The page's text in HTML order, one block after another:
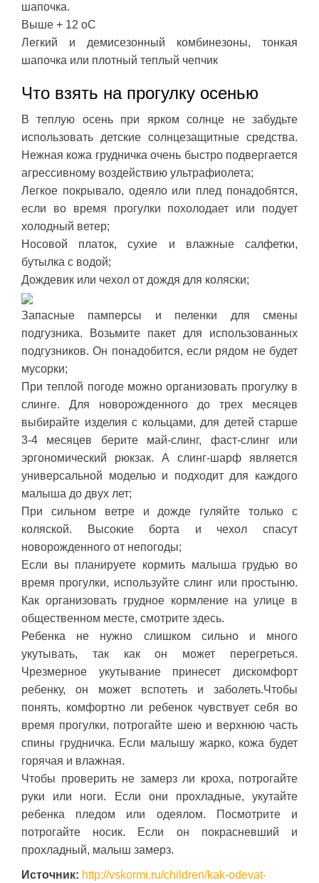
шапочка.
Выше + 12 оС
Легкий и демисезонный комбинезоны, тонкая
шапочка или плотный теплый чепчик
Что взять на прогулку осенью
В теплую осень при ярком солнце не забудьте
использовать детские солнцезащитные средства.
Нежная кожа грудничка очень быстро подвергается
агрессивному воздействию ультрафиолета;
Легкое покрывало, одеяло или плед понадобятся,
если во время прогулки похолодает или подует
холодный ветер;
Носовой платок, сухие и влажные салфетки,
бутылка с водой;
Дождевик или чехол от дождя для коляски;
Запасные памперсы и пеленки для смены
подгузника. Возьмите пакет для использованных
подгузников. Он понадобится, если рядом не будет
мусорки;
При теплой погоде можно организовать прогулку в
слинге. Для новорожденного до трех месяцев
выбирайте изделия с кольцами, для детей старше
3-4 месяцев берите май-слинг, фаст-слинг или
эргономический рюкзак. А слинг-шарф является
универсальной моделью и подходит для каждого
малыша до двух лет;
При сильном ветре и дожде гуляйте только с
коляской. Высокие борта и чехол спасут
новорожденного от непогоды;
Если вы планируете кормить малыша грудью во
время прогулки, используйте слинг или простыню.
Как организовать грудное кормление на улице в
общественном месте, смотрите здесь.
Ребенка не нужно слишком сильно и много
укутывать, так как он может перегреться.
Чрезмерное укутывание принесет дискомфорт
ребенку, он может вспотеть и заболеть.Чтобы
понять, комфортно ли ребенок чувствует себя во
время прогулки, потрогайте шею и верхнюю часть
спины грудничка. Если малышу жарко, кожа будет
горячая и влажная.
Чтобы проверить не замерз ли кроха, потрогайте
руки или ноги. Если они прохладные, укутайте
ребенка пледом или одеялом. Посмотрите и
потрогайте носик. Если он покрасневший и
прохладный, малыш замерз.
Источник: http://vskormi.ru/children/kak-odevat-